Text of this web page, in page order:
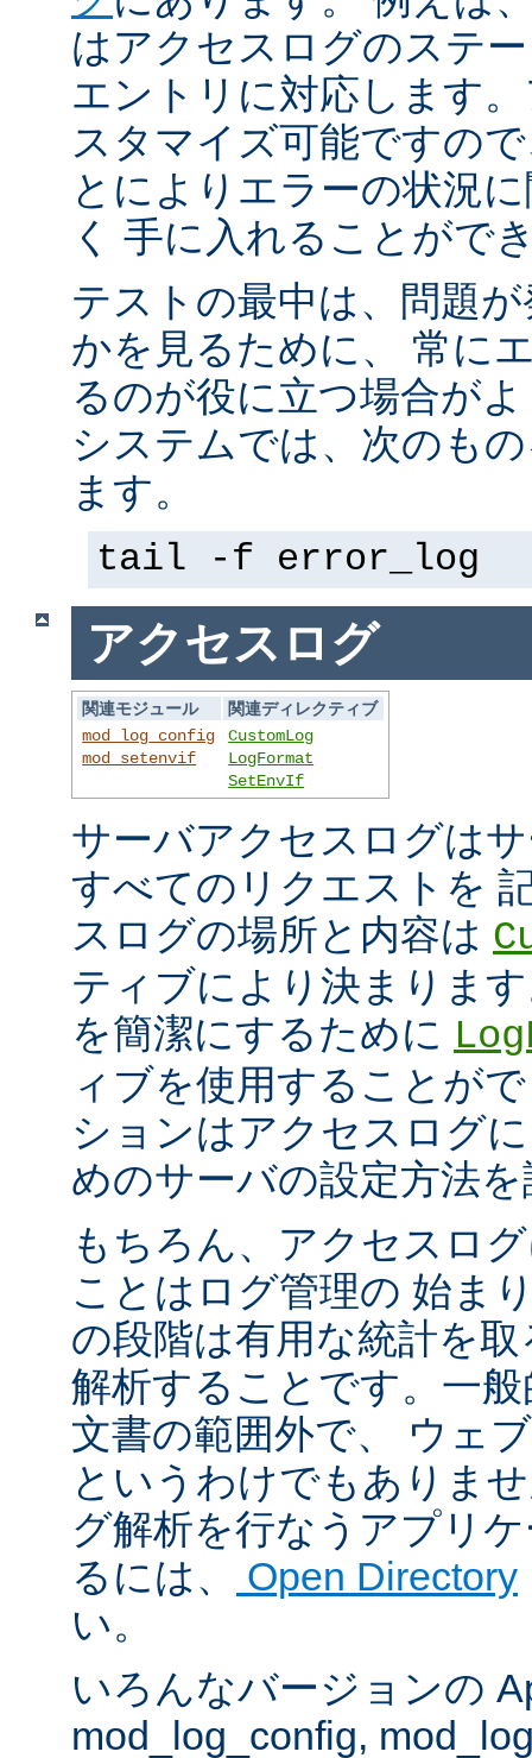
はアクセスログのステ
エントリに対応します
スタマイズ可能ですの
とによりエラーの状況
く 手に入れることがで
テストの最中は、問題
かを見るために、 常に
るのが役に立つ場合が
システムでは、次のも
ます。
tail -f error_log
アクセスログ
関連モジュール
関連ディレクティブ
mod_log_config
mod_setenvif
CustomLog
LogFormat
SetEnvIf
サーバアクセスログは
すべてのリクエストを
スログの場所と内容は
ティブにより決まりま
を簡潔にするために
ィブを使用することが
ションはアクセスログ
めのサーバの設定方法
もちろん、アクセスロ
ことはログ管理の 始ま
の段階は有用な統計を
解析することです。一
文書の範囲外で、 ウェ
というわけでもありま
グ解析を行なうアプリ
るには、
Open Directory
い。
いろんなバージョンの
mod_log_config,